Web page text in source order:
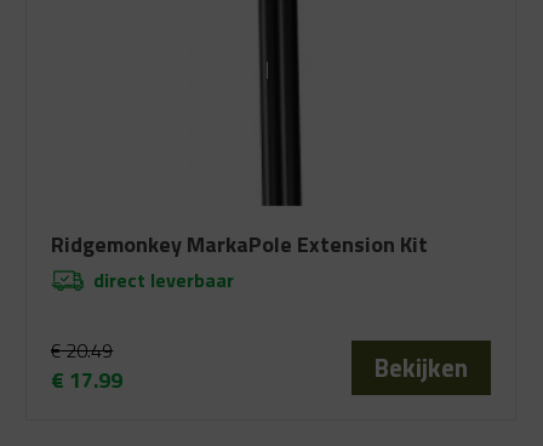
Ridgemonkey MarkaPole Extension Kit
direct leverbaar
€20.49
€ 17.99
Bekijken